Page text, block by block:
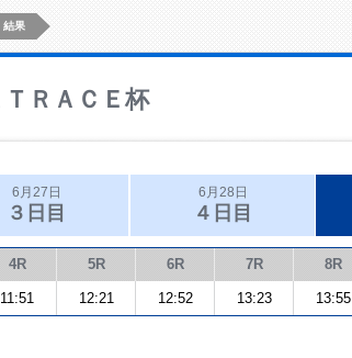
結果
ＲＡＣＥ杯
6月27日
３日目
6月28日
４日目
4R 5R 6R 7R 8R
11:51 12:21 12:52 13:23 13:55